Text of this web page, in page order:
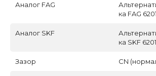
Аналог FAG
ка FAG
Аналог SKF
ка SKF
Зазор CN